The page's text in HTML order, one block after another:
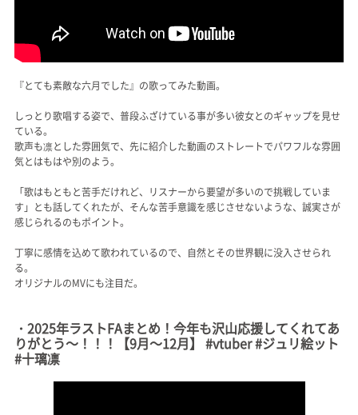
『とても素敵な六月でした』の歌ってみた動画。
しっとり歌唱する姿で、普段ふざけている事が多い彼女とのギャップを見せ
ている。
歌声も凛とした雰囲気で、先に紹介した動画のストレートでパワフルな雰囲
気とはもはや別のよう。
「歌はもともと苦手だけれど、リスナーから要望が多いので挑戦していま
す」とも話してくれたが、そんな苦手意識を感じさせないような、誠実さが
感じられるのもポイント。
丁寧に感情を込めて歌われているので、自然とその世界観に没入させられ
る。
オリジナルのMVにも注目だ。
・2025年ラストFAまとめ！今年も沢山応援してくれてあ
りがとう～！！！【9月～12月】 #vtuber #ジュリ絵ット
#十璃凛